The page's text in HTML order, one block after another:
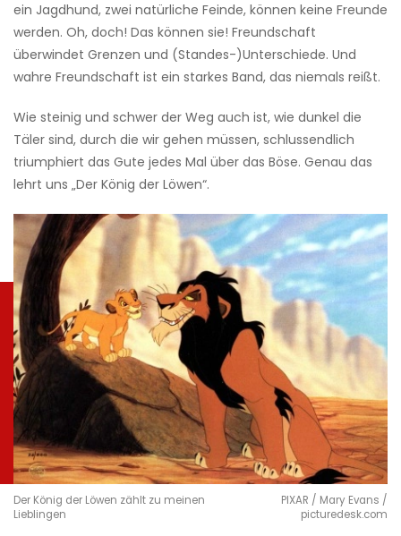
ein Jagdhund, zwei natürliche Feinde, können keine Freunde
werden. Oh, doch! Das können sie! Freundschaft
überwindet Grenzen und (Standes-)Unterschiede. Und
wahre Freundschaft ist ein starkes Band, das niemals reißt.
Wie steinig und schwer der Weg auch ist, wie dunkel die
Täler sind, durch die wir gehen müssen, schlussendlich
triumphiert das Gute jedes Mal über das Böse. Genau das
lehrt uns „Der König der Löwen“.
Der König der Löwen zählt zu meinen
Lieblingen
PIXAR / Mary Evans /
picturedesk.com